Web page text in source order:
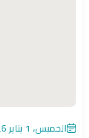
الخميس، 1 يناير 2026